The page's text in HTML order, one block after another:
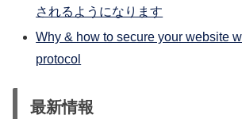
されるようになります
Why & how to secure your website
protocol
最新情報